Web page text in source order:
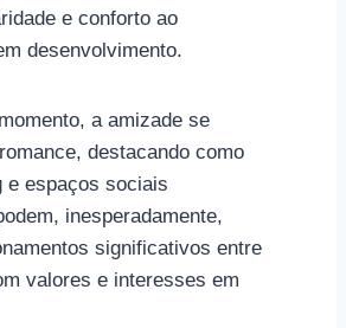
e conforto ao
desenvolvimento.
a amizade se
destacando como
e espaços sociais
inesperadamente,
significativos entre
valores e interesses em